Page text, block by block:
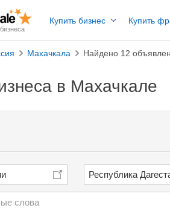
Купить бизнес Купить
Махачкала Найдено 12
в Махачкале
Республика